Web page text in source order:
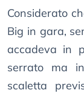
Considerato
Big in gara,
accadeva in
serrato ma
scaletta